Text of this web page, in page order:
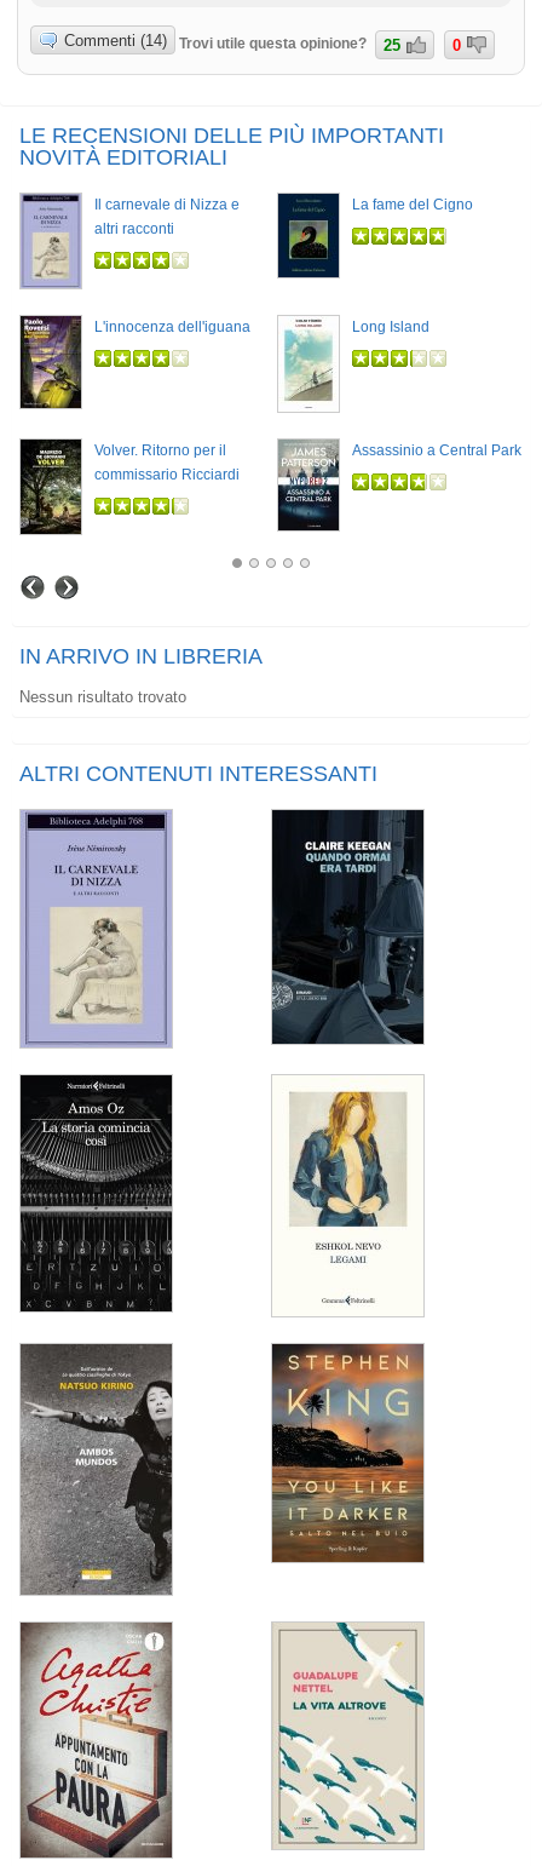
Commenti (14) Trovi utile questa opinione? 25 0
LE RECENSIONI DELLE PIÙ IMPORTANTI
NOVITÀ EDITORIALI
Il carnevale di Nizza e
altri racconti
La fame del Cigno
L'innocenza dell'iguana Long Island
Volver. Ritorno per il
commissario Ricciardi
Assassinio a Central Park
IN ARRIVO IN LIBRERIA
Nessun risultato trovato
ALTRI CONTENUTI INTERESSANTI